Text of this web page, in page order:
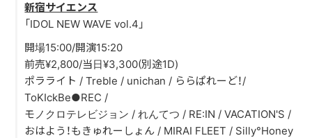
CAMPAIGN
LIVE
新宿サイエンス
「IDOL NEW WAVE vol.4」
開場15:00/開演15:20
前売¥2,800/当日¥3,300(別途1D)
ポラライト / Treble / unichan / ららぱれーど！/
ToKIckBe●REC /
モノクロテレビジョン / れんてつ / RE:IN / VACATION'S /
おはよう！もきゅれーしょん / MIRAI FLEET / Silly°Honey